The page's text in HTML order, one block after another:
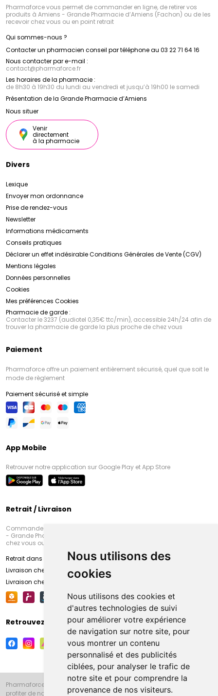
Nous utilisons des
cookies
Nous utilisons des cookies et
d'autres technologies de suivi
pour améliorer votre expérience
de navigation sur notre site, pour
vous montrer un contenu
personnalisé et des publicités
ciblées, pour analyser le trafic de
notre site et pour comprendre la
provenance de nos visiteurs.
Pharmaforce vous permet de commander en ligne, de retirer vos
produits à Amiens - Grande Pharmacie d’Amiens (Fachon) ou de les
recevoir chez vous ou en point retrait
Qui sommes-nous ?
Contacter un pharmacien conseil par téléphone au 03 22 71 64 16
Nous contacter par e-mail :
contact@pharmaforce.fr
Les horaires de la pharmacie :
de 8h30 à 19h30 du lundi au vendredi et jusqu’à 19h00 le samedi
Présentation de la Grande Pharmacie d’Amiens
Nous situer
Venir
directement
à la pharmacie
Divers
Lexique
Envoyer mon ordonnance
Prise de rendez-vous
Newsletter
Informations médicaments
Conseils pratiques
Déclarer un effet indésirableConditions Générales de Vente (CGV)
Mentions légales
Données personnelles
Cookies
Mes préférences Cookies
Pharmacie de garde :
Contacter le 3237 (audiotel 0,35€ ttc/min), accessible 24h/24 afin de
trouver la pharmacie de garde la plus proche de chez vous
Paiement
Pharmaforce offre un paiement entièrement sécurisé, quel que soit le
mode de règlement
Paiement sécurisé et simple
App Mobile
Retrouver notre application sur Google Play et App Store
Retrait / Livraison
Commandez en ligne et venez chercher votre commande à Amiens
- Grande Pharmacie d’Amiens (Fachon) ou recevez-là rapidement
chez vous ou en point retrait
Retrait dans la pharmacie d’Amiens
Livraison chez vous
Livraison chez votre commerçant
Retrouvez-nous sur vos réseaux sociaux
Pharmaforce.fr et la Grande Pharmacie d’Amiens vous souhaitent de
profiter de notre accueil, de nos conseils pharmaceutiques,